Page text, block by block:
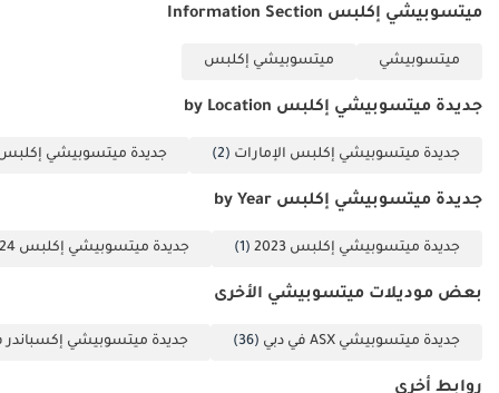
ميتسوبيشي إكلبس Information Section
ميتسوبيشي ميتسوبيشي إكلبس
جديدة ميتسوبيشي إكلبس by Location
جديدة ميتسوبيشي إكلبس الإمارات (2) جديدة ميتسوبيشي
جديدة ميتسوبيشي إكلبس by Year
جديدة ميتسوبيشي إكلبس 2023 (1) جديدة ميتسوبيشي إكلبس 2024
بعض موديلات ميتسوبيشي الأخرى
جديدة ميتسوبيشي ASX في دبي (36) جديدة ميتسوبيشي إكسباندر
روابط أخرى